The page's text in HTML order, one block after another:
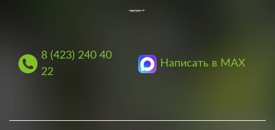
8 (423) 240 40
22
Написать в MAX